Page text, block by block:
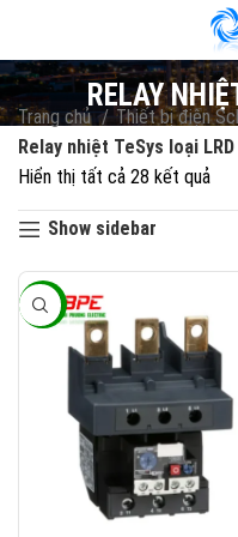
RELAY
Trang chủ Thiết bị điện
Relay nhiệt TeSys loại LRD
Hiển thị tất cả 28 kết quả
Show sidebar
-60%